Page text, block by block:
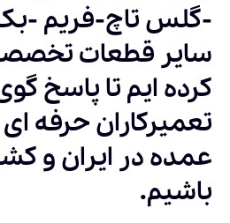
-گلس تاچ-فریم -
سایر قطعات
کرده ایم تا پاسخ
تعمیرکاران حرفه
عمده در ایران و
باشیم.